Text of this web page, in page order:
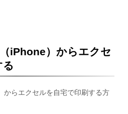
iPhone）からエクセ
からエクセルを自宅で印刷する方